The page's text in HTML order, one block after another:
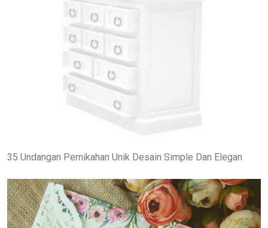
35 Undangan Pernikahan Unik Desain Simple Dan Elegan